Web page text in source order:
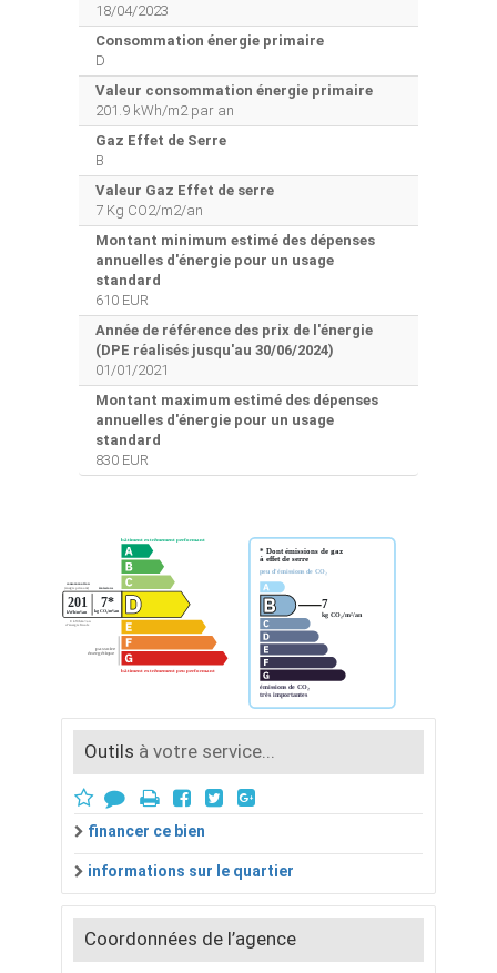
18/04/2023
Consommation énergie primaire
D
Valeur consommation énergie primaire
201.9 kWh/m2 par an
Gaz Effet de Serre
B
Valeur Gaz Effet de serre
7 Kg CO2/m2/an
Montant minimum estimé des dépenses
annuelles d'énergie pour un usage
standard
610 EUR
Année de référence des prix de l'énergie
(DPE réalisés jusqu'au 30/06/2024)
01/01/2021
Montant maximum estimé des dépenses
annuelles d'énergie pour un usage
standard
830 EUR
Outils à votre service...
financer ce bien
informations sur le quartier
Coordonnées de l’agence